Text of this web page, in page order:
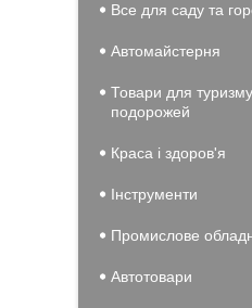
Все для саду та
Автомайстерня
Товари для
подорожей
Краса і здоров'я
Інструменти
Промислове
Автотовари